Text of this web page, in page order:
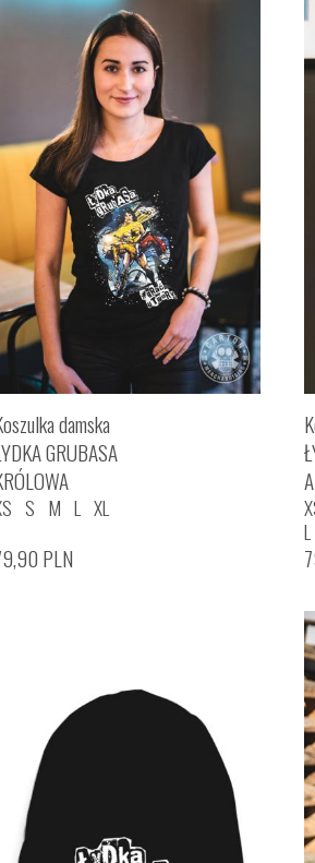
damska
GRUBASA
S M L XL
PLN